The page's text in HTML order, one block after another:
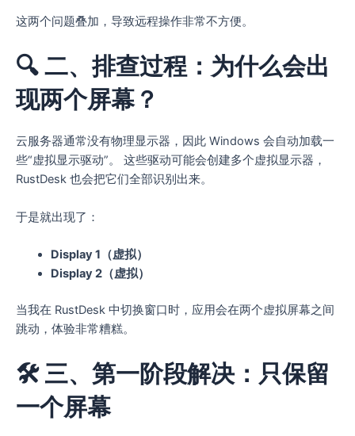
这两个问题叠加，导致远程操作非常不方便。
🔍 二、排查过程：为什么会出
现两个屏幕？
云服务器通常没有物理显示器，因此 Windows 会自动加载一
些“虚拟显示驱动”。 这些驱动可能会创建多个虚拟显示器，
RustDesk 也会把它们全部识别出来。
于是就出现了：
Display 1（虚拟）
Display 2（虚拟）
当我在 RustDesk 中切换窗口时，应用会在两个虚拟屏幕之间
跳动，体验非常糟糕。
🛠️ 三、第一阶段解决：只保留
一个屏幕